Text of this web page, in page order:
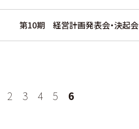
第10期 経営計画発表会・決起会
2 3 4 5 6